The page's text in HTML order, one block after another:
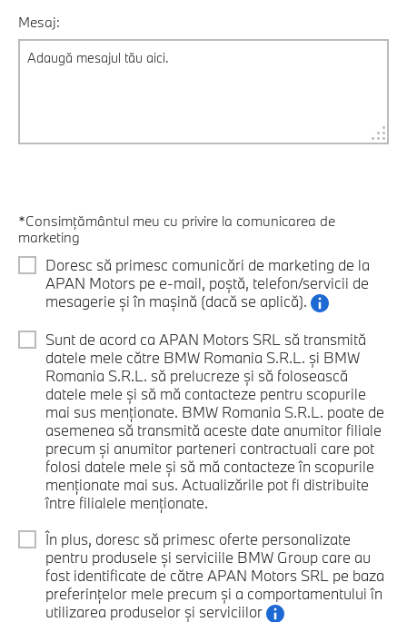
Mesaj:
*Consimțământul meu cu privire la comunicarea de
marketing
Doresc să primesc comunicări de marketing de la
APAN Motors pe e-mail, poștă, telefon/servicii de
mesagerie și în mașină (dacă se aplică).
Sunt de acord ca APAN Motors SRL să transmită
datele mele către BMW Romania S.R.L. și BMW
Romania S.R.L. să prelucreze și să folosească
datele mele și să mă contacteze pentru scopurile
mai sus menționate. BMW Romania S.R.L. poate de
asemenea să transmită aceste date anumitor filiale
precum și anumitor parteneri contractuali care pot
folosi datele mele și să mă contacteze în scopurile
menționate mai sus. Actualizările pot fi distribuite
între filialele menționate.
În plus, doresc să primesc oferte personalizate
pentru produsele și serviciile BMW Group care au
fost identificate de către APAN Motors SRL pe baza
preferințelor mele precum și a comportamentului în
utilizarea produselor și serviciilor